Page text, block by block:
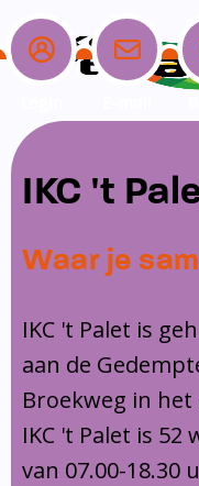
Home
School
Ons team
Schoolgids
Leerlingenzorg
Privacy
Vakanties en
Ouders
Ouders
Overblijf
Ouderraad
Opvang
Opvang
Contact
IKC 't
Waar je
IKC 't Palet is
aan de
Broekweg in
IKC 't Palet is
van 07.00-18.30